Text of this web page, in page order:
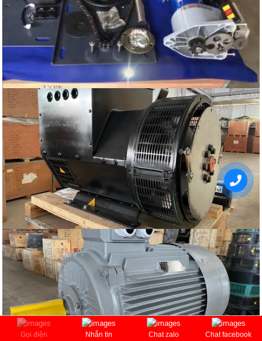
Gọi điện Nhắn tin Chat zalo Chat facebook